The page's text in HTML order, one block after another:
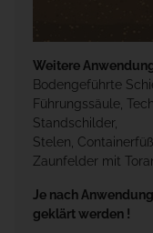
Weitere
Bodengeführte
Führungssäule,
Standschilder,
Stelen,
Zaunfelder mit
Je nach
geklärt werden !